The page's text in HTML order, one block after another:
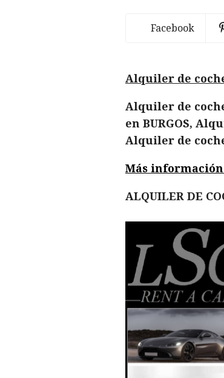
Facebook
Alquiler de coche
Alquiler de
en BURGOS,
Alquiler de coche
Más información
ALQUILER DE